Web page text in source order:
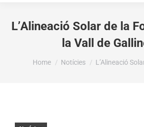
L’Alineació Solar de la
la Vall de
You are here:
Home Notícies L’Alineació